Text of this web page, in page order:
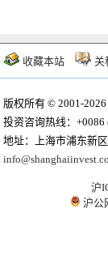
收藏本站 关
版权所有 © 2001-
投资咨询热线：+0086
地址：上海市浦东新
沪
沪公